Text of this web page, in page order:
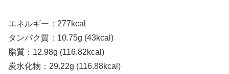
エネルギー：277kcal
タンパク質：10.75g (43kcal)
脂質：12.98g (116.82kcal)
炭水化物：29.22g (116.88kcal)